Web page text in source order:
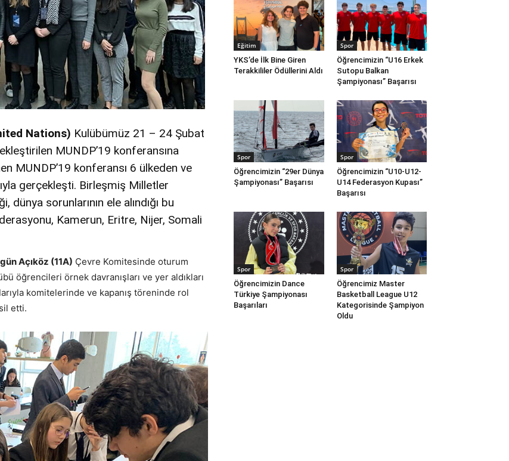
Nations) Kulübümüz 21 – 24 Şubat
MUNDP’19 konferansına
MUNDP’19 konferansı 6 ülkeden ve
gerçekleşti. Birleşmiş Milletler
sorunlarının ele alındığı bu
Kamerun, Eritre, Nijer, Somali
Açıköz (11A) Çevre Komitesinde oturum
öğrencileri örnek davranışları ve yer aldıkları
komitelerinde ve kapanış töreninde rol
etti.
Eğitim
YKS’de İlk Bine Giren
Terakkililer Ödüllerini Aldı
Spor
Öğrencimizin “U16 Erkek
Sutopu Balkan
Şampiyonası” Başarısı
Spor
Öğrencimizin “29er Dünya
Şampiyonası” Başarısı
Spor
Öğrencimizin “U10-U12-
U14 Federasyon Kupası”
Başarısı
Spor
Öğrencimizin Dance
Türkiye Şampiyonası
Başarıları
Spor
Öğrencimiz Master
Basketball League U12
Kategorisinde Şampiyon
Oldu